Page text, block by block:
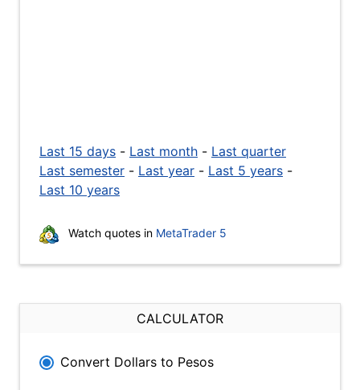
Last 15 days - Last month - Last quarter
Last semester - Last year - Last 5 years -
Last 10 years
Watch quotes in MetaTrader 5
CALCULATOR
Convert Dollars to Pesos